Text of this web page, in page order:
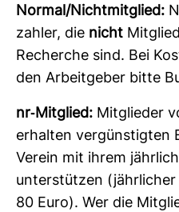
Normal/Nicht­mit­glied:
zahler, die nicht
Recherche sind. Bei
den Arbeit­geber bitte
nr-​Mit­glied: Mit­glieder
erhalten ver­güns­tigten
Verein mit ihrem
unter­stützen
80 Euro). Wer die